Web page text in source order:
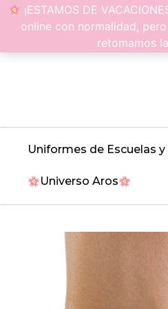
¡ESTAMOS DE
online con normalidad,
retomamos
Uniformes de Escuelas y
Universo Aros